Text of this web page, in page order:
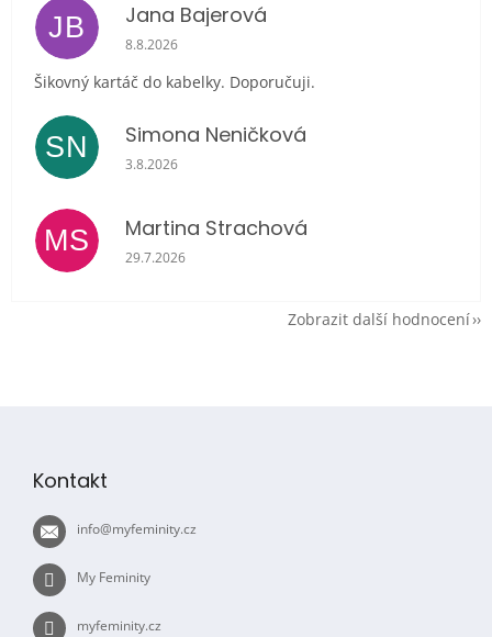
JB Jana Bajerová
Hodnocení obchodu je 5 z 5 hvězdiček.
8.8.2026
Šikovný kartáč do kabelky. Doporučuji.
SN Simona Neničková
Hodnocení obchodu je 5 z 5 hvězdiček.
3.8.2026
MS Martina Strachová
Hodnocení obchodu je 5 z 5 hvězdiček.
29.7.2026
Zobrazit další hodnocení
Kontakt
info@myfeminity.cz
My Feminity
myfeminity.cz